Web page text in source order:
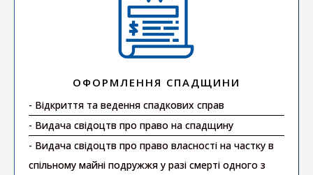
ОФОРМЛЕННЯ СПАДЩИНИ
- Відкриття та ведення спадкових справ
- Видача свідоцтв про право на спадщину
- Видача свідоцтв про право власності на частку в
спільному майні подружжя у разі смерті одного з